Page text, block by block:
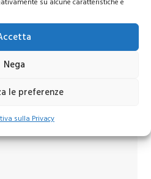
Nega
le preferenze
sulla Privacy